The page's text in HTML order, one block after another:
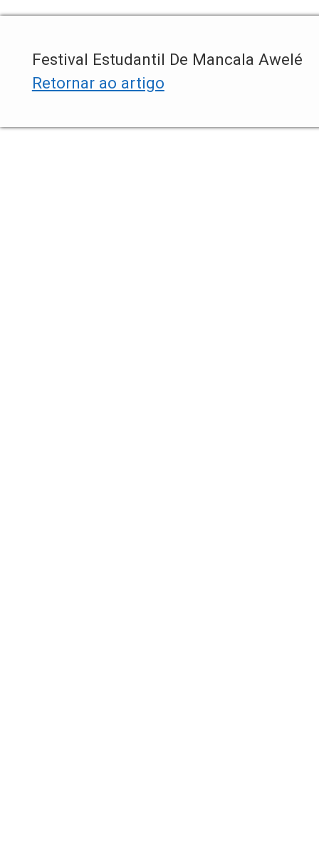
Festival Estudantil De Mancala Awelé
Retornar ao artigo